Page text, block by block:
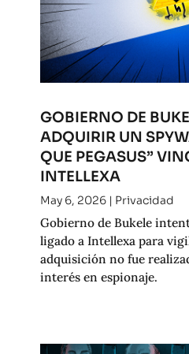
GOBIERNO DE
ADQUIRIR UN
QUE PEGASUS”
INTELLEXA
May 6, 2026| Privacidad
Gobierno de Bukele
ligado a Intellexa para
adquisición no fue
interés en espionaje.